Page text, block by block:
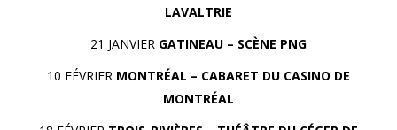
LAVALTRIE
21 JANVIER GATINEAU – SCÈNE PNG
10 FÉVRIER MONTRÉAL – CABARET DU CASINO DE
MONTRÉAL